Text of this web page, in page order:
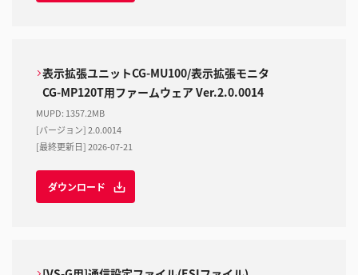
表示拡張ユニットCG-MU100/表示拡張モニタ
CG-MP120T用ファームウェア Ver.2.0.0014
MUPD: 1357.2MB
[バージョン] 2.0.0014
[最終更新日] 2026-07-21
ダウンロード